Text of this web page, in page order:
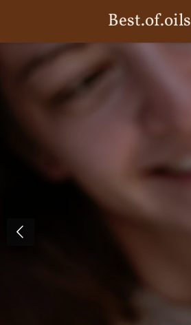
springen
Best.of.oils